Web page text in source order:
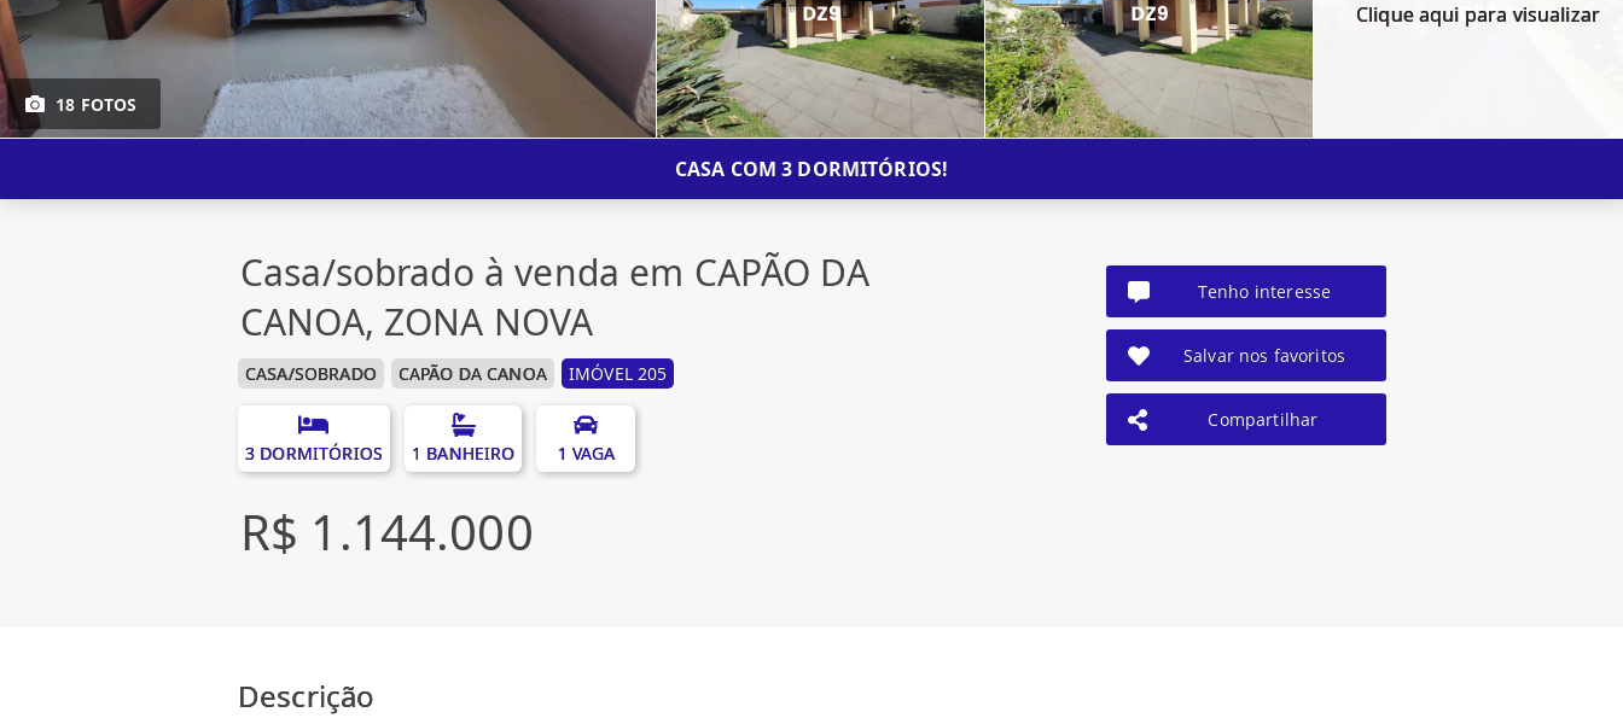
18 FOTOS
Clique aqui para visualizar
CASA COM 3 DORMITÓRIOS!
Casa/sobrado à venda em CAPÃO DA
CANOA, ZONA NOVA
CASA/SOBRADO CAPÃO DA CANOA IMÓVEL 205
3 DORMITÓRIOS 1 BANHEIRO 1 VAGA
R$ 1.144.000
Tenho interesse
Salvar nos favoritos
Compartilhar
Descrição